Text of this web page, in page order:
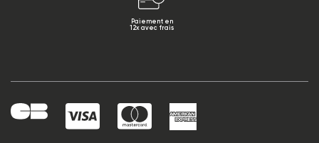
Paiement en
12x avec frais